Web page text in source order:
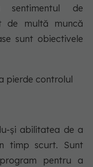
sentimentul de
de multă muncă
sunt obiectivele
pierde controlul
și abilitatea de a
timp scurt. Sunt
pentru a